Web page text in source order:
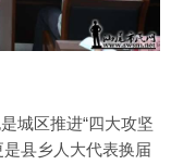
城区推进“四大攻坚
是县乡人大代表换届